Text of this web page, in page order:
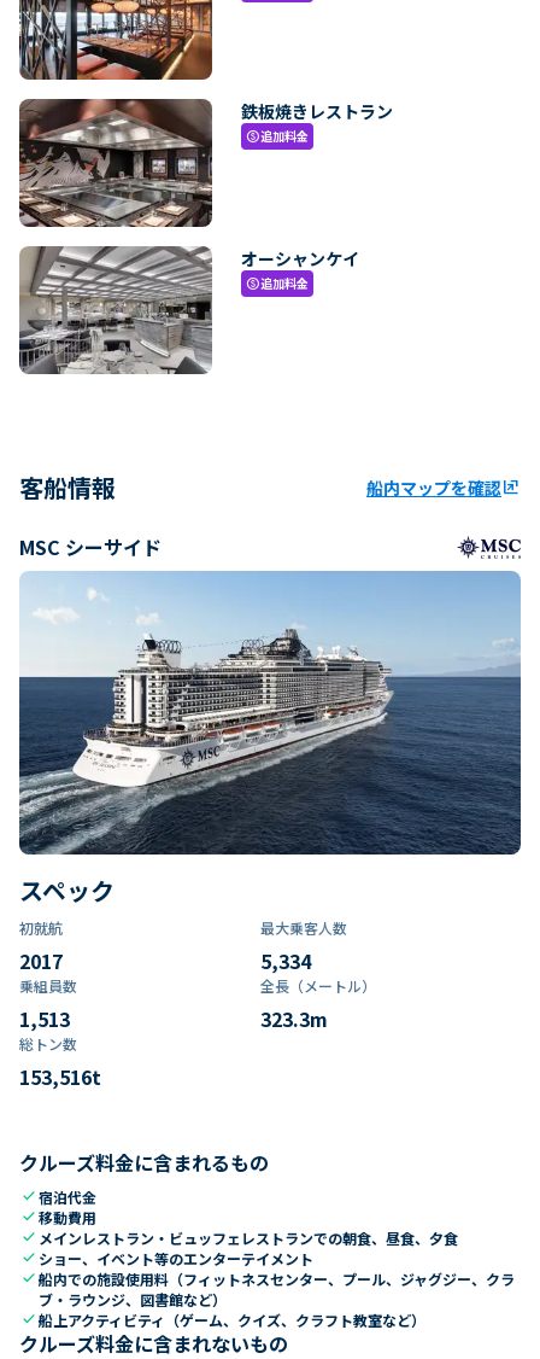
鉄板焼きレストラン
paid追加料金
オーシャンケイ
paid追加料金
客船情報 船内マップを確認ungroup
MSC シーサイド
スペック
初就航
2017
最大乗客人数
5,334
乗組員数​
1,513
全長（メートル）
323.3m
総トン数​
153,516t
クルーズ料金に含まれるもの
check宿泊代金
check移動費用
check メインレストラン・ビュッフェレストランでの朝食、昼食、夕食
check ショー、イベント等のエンターテイメント
check船内での施設使用料（フィットネスセンター、プール、ジャグジー、クラ
ブ・ラウンジ、図書館など）
check船上アクティビティ（ゲーム、クイズ、クラフト教室など）
クルーズ料金に含まれないもの